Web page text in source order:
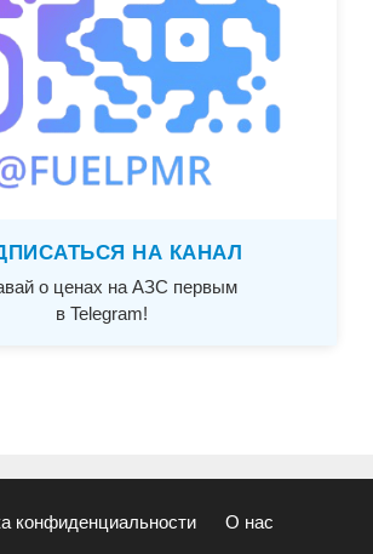
НА КАНАЛ
о ценах на АЗС первым
в Telegram!
конфиденциальности О нас